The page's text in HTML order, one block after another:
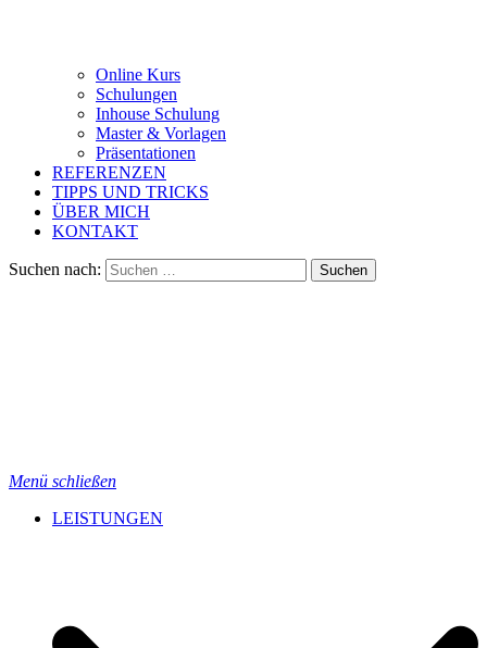
Online Kurs
Schulungen
Inhouse Schulung
Master & Vorlagen
Präsentationen
REFERENZEN
TIPPS UND TRICKS
ÜBER MICH
KONTAKT
Suchen nach:
Menü schließen
LEISTUNGEN